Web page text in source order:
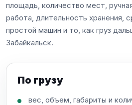
площадь, количество мест,
работа, длительность хранения,
простой машин и то, как груз
Забайкальск.
По грузу
вес, объем, габариты и